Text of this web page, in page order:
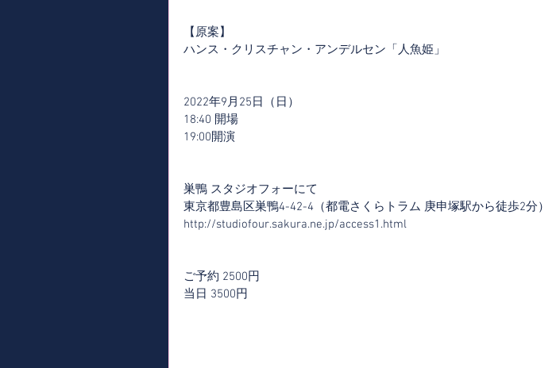
【原案】
ハンス・クリスチャン・アンデルセン「人魚姫」
2022年9月25日（日）
18:40 開場
19:00開演
巣鴨 スタジオフォーにて
東京都豊島区巣鴨4-42-4（都電さくらトラム 庚申塚駅から徒歩2分）
http://studiofour.sakura.ne.jp/access1.html
ご予約 2500円
当日 3500円